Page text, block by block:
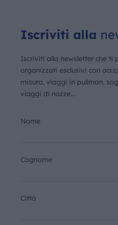
Iscriviti alla
Iscriviti alla newsletter che ti
organizzati esclusivi con
misura, viaggi in pullman,
viaggi di nozze...
Nome
Cognome
Città